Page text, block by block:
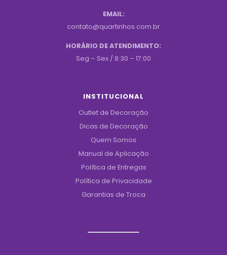
EMAIL:
contato@quartinhos.com.br
HORÁRIO DE ATENDIMENTO:
Seg – Sex / 8:30 – 17:00
INSTITUCIONAL
Outlet de Decoração
Dicas de Decoração
Quem Somos
Manual de Aplicação
Política de Entregas
Política de Privacidade
Garantias de Troca